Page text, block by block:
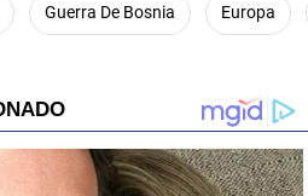
Guerra De Bosnia Europa